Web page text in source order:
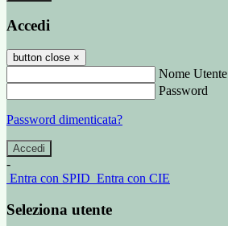
Accedi
button close ×
Nome Utente
Password
Password dimenticata?
-
Entra con SPID Entra con CIE
Seleziona utente